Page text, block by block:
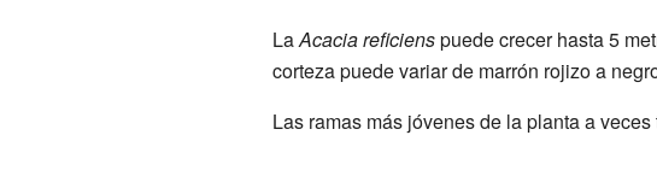
LaAcacia reficienspuede crecer hasta 5
corteza puede variar de marrón rojizo a
Las ramas más jóvenes de la planta a